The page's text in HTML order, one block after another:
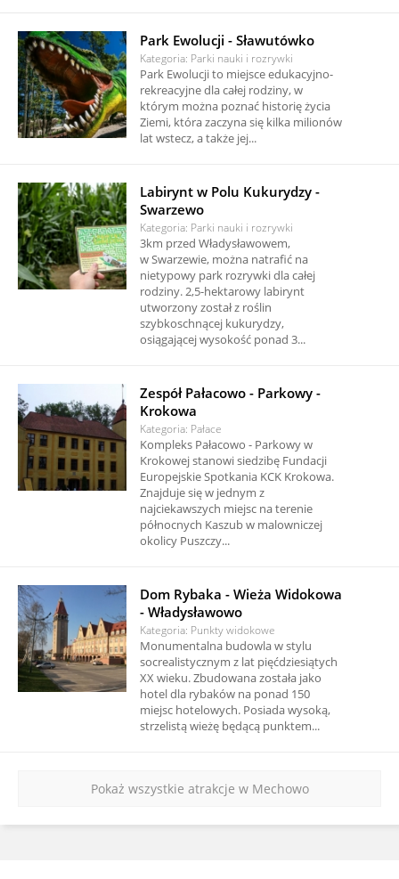
Park Ewolucji - Sławutówko
Kategoria: Parki nauki i rozrywki
Park Ewolucji to miejsce edukacyjno-
rekreacyjne dla całej rodziny, w
którym można poznać historię życia
Ziemi, która zaczyna się kilka milionów
lat wstecz, a także jej...
Labirynt w Polu Kukurydzy -
Swarzewo
Kategoria: Parki nauki i rozrywki
3km przed Władysławowem,
w Swarzewie, można natrafić na
nietypowy park rozrywki dla całej
rodziny. 2,5-hektarowy labirynt
utworzony został z roślin
szybkoschnącej kukurydzy,
osiągającej wysokość ponad 3...
Zespół Pałacowo - Parkowy -
Krokowa
Kategoria: Pałace
Kompleks Pałacowo - Parkowy w
Krokowej stanowi siedzibę Fundacji
Europejskie Spotkania KCK Krokowa.
Znajduje się w jednym z
najciekawszych miejsc na terenie
północnych Kaszub w malowniczej
okolicy Puszczy...
Dom Rybaka - Wieża Widokowa
- Władysławowo
Kategoria: Punkty widokowe
Monumentalna budowla w stylu
socrealistycznym z lat pięćdziesiątych
XX wieku. Zbudowana została jako
hotel dla rybaków na ponad 150
miejsc hotelowych. Posiada wysoką,
strzelistą wieżę będącą punktem...
Pokaż wszystkie atrakcje w Mechowo